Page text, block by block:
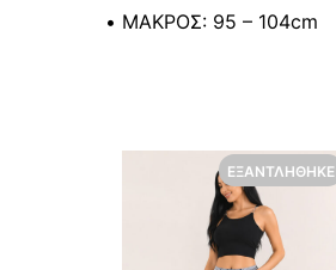
• ΜΑΚΡΟΣ: 95 – 104cm
ΕΞΑΝΤΛΉΘΗΚΕ